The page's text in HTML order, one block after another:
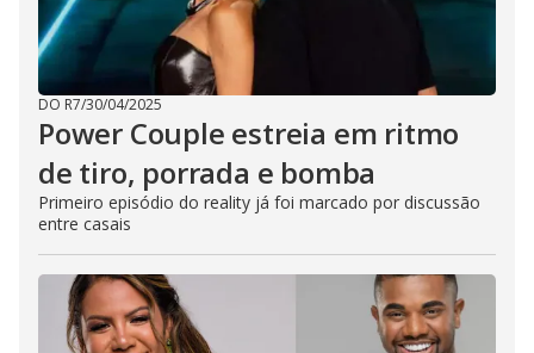
DO R7/30/04/2025
Power Couple estreia em ritmo
de tiro, porrada e bomba
Primeiro episódio do reality já foi marcado por discussão
entre casais